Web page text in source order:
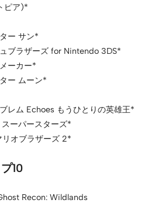
ピア)*
ー サン*
ブラザーズ for Nintendo 3DS*
ーカー*
ー ムーン*
レム Echoes もうひとりの英雄王*
ーパースターズ*
オブラザーズ 2*
10
Recon: Wildlands